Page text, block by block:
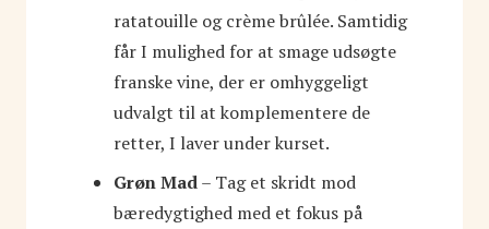
ratatouille og crème brûlée. Samtidig
får I mulighed for at smage udsøgte
franske vine, der er omhyggeligt
udvalgt til at komplementere de
retter, I laver under kurset.
Grøn Mad– Tag et skridt mod
bæredygtighed med et fokus på